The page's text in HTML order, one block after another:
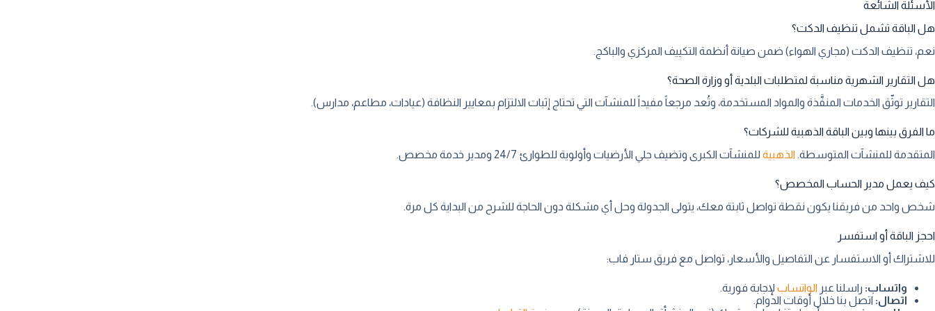
الأسئلة الشائعة
هل الباقة تشمل تنظيف الدكت؟
نعم، تنظيف الدكت (مجاري الهواء) ضمن صيانة أنظمة التكييف المركزي والباكج.
هل التقارير الشهرية مناسبة لمتطلبات البلدية أو وزارة الصحة؟
التقارير توثّق الخدمات المنفَّذة والمواد المستخدمة، وتُعد مرجعاً مفيداً للمنشآت التي تحتاج إثبات الالتزام بمعايير النظافة (عيادات، مطاعم، مدارس).
ما الفرق بينها وبين الباقة الذهبية للشركات؟
المتقدمة للمنشآت المتوسطة. الذهبية للمنشآت الكبرى وتضيف جلي الأرضيات وأولوية للطوارئ 24/7 ومدير خدمة مخصص.
كيف يعمل مدير الحساب المخصص؟
شخص واحد من فريقنا يكون نقطة تواصل ثابتة معك، يتولى الجدولة وحل أي مشكلة دون الحاجة للشرح من البداية كل مرة.
احجز الباقة أو استفسر
للاشتراك أو الاستفسار عن التفاصيل والأسعار، تواصل مع فريق ستار فاب:
واتساب: راسلنا عبر الواتساب لإجابة فورية.
اتصال: اتصل بنا خلال أوقات الدوام.